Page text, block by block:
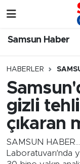
Samsun Haber
HABERLER
gizli
çıkaran
SAMSUN
Laboratuvarı'nda
Samsun
Samsun
Samsun
SAMSUN
Samsun
Süper Lig